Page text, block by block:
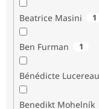
Beatrice Masini 1
Ben Furman 1
Bénédicte Lucereau
Benedikt Mohelník